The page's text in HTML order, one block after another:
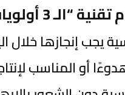
أو المناسب